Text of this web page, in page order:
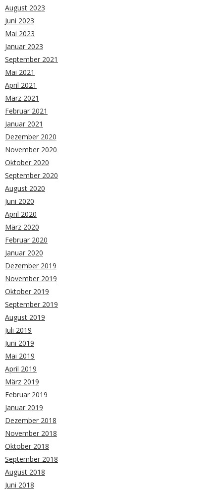
August 2023
Juni 2023
Mai 2023
Januar 2023
September 2021
Mai 2021
April 2021
März 2021
Februar 2021
Januar 2021
Dezember 2020
November 2020
Oktober 2020
September 2020
August 2020
Juni 2020
April 2020
März 2020
Februar 2020
Januar 2020
Dezember 2019
November 2019
Oktober 2019
September 2019
August 2019
Juli 2019
Juni 2019
Mai 2019
April 2019
März 2019
Februar 2019
Januar 2019
Dezember 2018
November 2018
Oktober 2018
September 2018
August 2018
Juni 2018